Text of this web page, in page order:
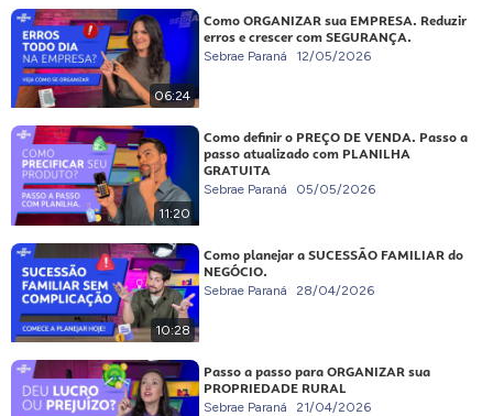
06:24
Como ORGANIZAR sua EMPRESA. Reduzir
erros e crescer com SEGURANÇA.
Sebrae Paraná 12/05/2026
11:20
Como definir o PREÇO DE VENDA. Passo a
passo atualizado com PLANILHA
GRATUITA
Sebrae Paraná 05/05/2026
10:28
Como planejar a SUCESSÃO FAMILIAR do
NEGÓCIO.
Sebrae Paraná 28/04/2026
Passo a passo para ORGANIZAR sua
PROPRIEDADE RURAL
Sebrae Paraná 21/04/2026